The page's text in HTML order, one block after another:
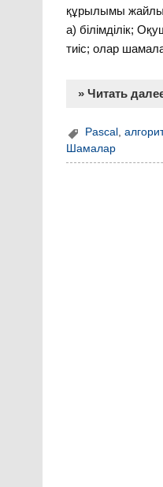
құрылымы жайлы
а) білімділік;
тиіс; олар
» Читать
Pascal ,
Шамалар